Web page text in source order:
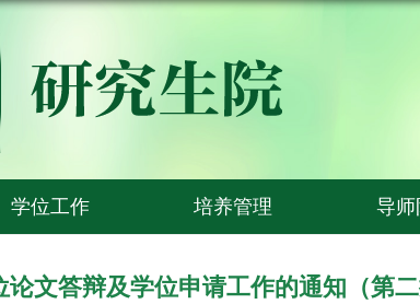
学位工作 培养管理 导师
文答辩及学位申请工作的通知（第二